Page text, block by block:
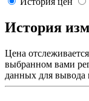
История
Цена
выбранном вами
данных для вывода